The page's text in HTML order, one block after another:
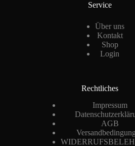
Service
Über uns
Kontakt
Shop
Login
Rechtliches
Impressum
AGB